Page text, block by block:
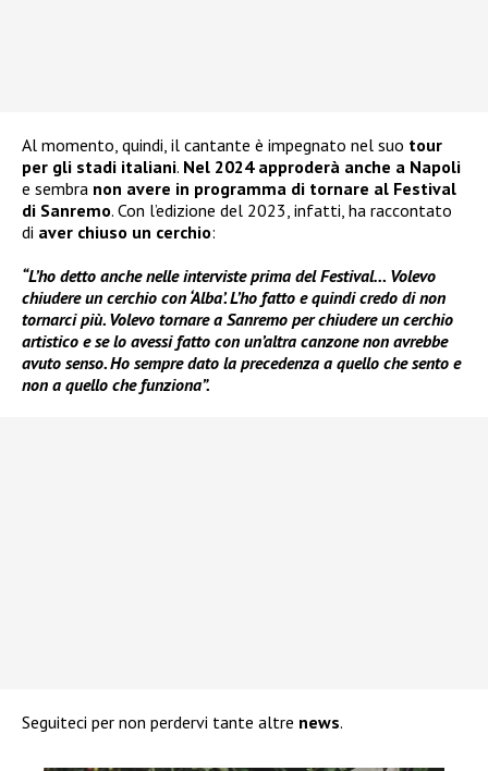
Al momento, quindi, il cantante è impegnato nel suo tour
per gli stadi italiani. Nel 2024 approderà anche a Napoli
e sembra non avere in programma di tornare al Festival
di Sanremo. Con l’edizione del 2023, infatti, ha raccontato
di aver chiuso un cerchio:
“L’ho detto anche nelle interviste prima del Festival… Volevo
chiudere un cerchio con ‘Alba’. L’ho fatto e quindi credo di non
tornarci più. Volevo tornare a Sanremo per chiudere un cerchio
artistico e se lo avessi fatto con un’altra canzone non avrebbe
avuto senso. Ho sempre dato la precedenza a quello che sento e
non a quello che funziona”.
Seguiteci per non perdervi tante altre news.